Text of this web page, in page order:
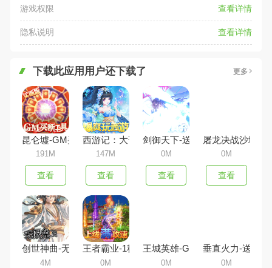
游戏权限 查看详情
隐私说明 查看详情
下载此应用用户还下载了 更多
昆仑墟-GM买断工具
191M
查看
西游记：大话女儿国-抽充无限送
147M
查看
剑御天下-送无限真充
0M
查看
屠龙决战沙城-
0M
查看
创世神曲-无限免费领
4M
王者霸业-1秒十刀爆
0M
王城英雄-GM免费充值
0M
垂直火力-送十万
0M